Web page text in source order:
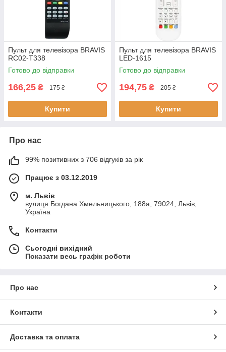
Пульт для телевізора BRAVIS
RC02-T338
Готово до відправки
166,25 ₴ 175 ₴
Купити
Пульт для телевізора BRAVIS
LED-1615
Готово до відправки
194,75 ₴ 205 ₴
Купити
Про нас
99% позитивних з 706 відгуків за рік
Працює з 03.12.2019
м. Львів
вулиця Богдана Хмельницького, 188а, 79024, Львів,
Україна
Контакти
Сьогодні вихідний
Показати весь графік роботи
Про нас
Контакти
Доставка та оплата